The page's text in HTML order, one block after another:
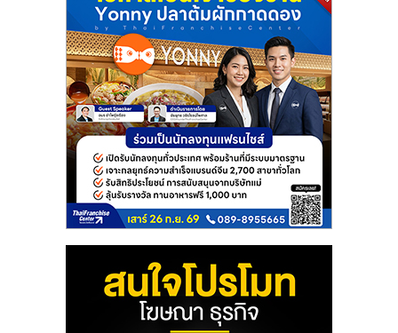
ไชส์
แฟ
ไชส์